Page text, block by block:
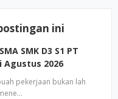
ini
SMK D3 S1 PT
Agustus 2026
pekerjaan bukan lah